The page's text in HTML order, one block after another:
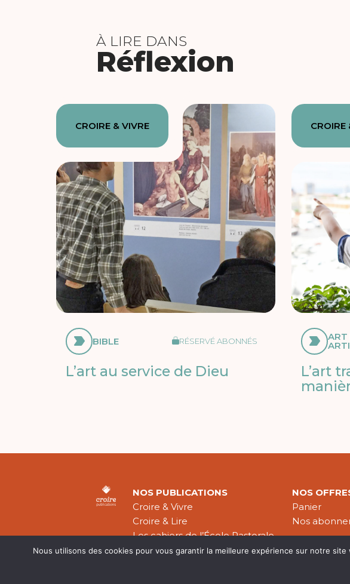
À LIRE DANS
Réflexion
CROIRE & VIVRE
BIBLE RÉSERVÉ ABONNÉS
L’art au service de Dieu
CROIRE
ART
L’art
NOS PUBLICATIONS
Croire & Vivre
Croire & Lire
Les cahiers de l’École Pastorale
Théologie Évangélique
NOS
Panier
Nos
Nous utilisons des cookies pour vous garantir la meilleure expérience sur notre